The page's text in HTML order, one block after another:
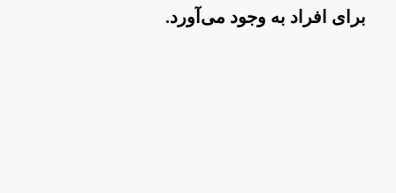
برای افراد به وجود می‌آورد.